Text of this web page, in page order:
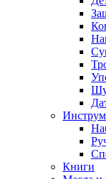
Книги